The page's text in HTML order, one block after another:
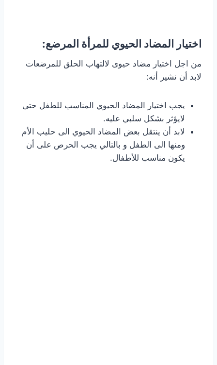
اختيار المضاد الحيوي للمرأة المرضع:
من اجل اختيار مضاد حيوى لالتهاب الحلق للمرضعات
لابد أن نشير أنه:
يجب اختيار المضاد الحيوي المناسب للطفل حتى
لايؤثر بشكل سلبي عليه.
لابد أن ينتقل بعض المضاد الحيوي الى حليب الأم
ومنها الى الطفل و بالتالي يجب الحرص على أن
يكون مناسب للأطفال.